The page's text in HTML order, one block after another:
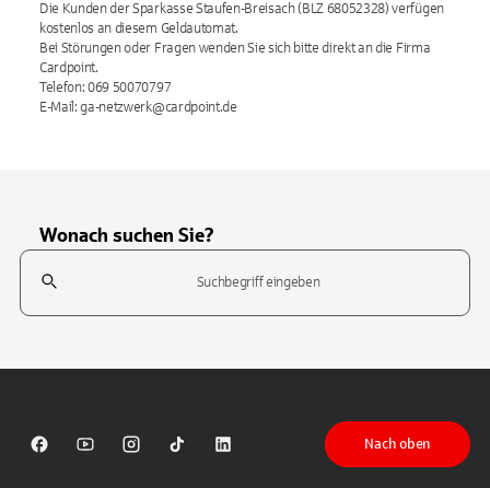
Die Kunden der Sparkasse Staufen-Breisach (BLZ 68052328) verfügen
kostenlos an diesem Geldautomat.
Bei Störungen oder Fragen wenden Sie sich bitte direkt an die Firma
Cardpoint.
Telefon: 069 50070797
E-Mail: ga-netzwerk@cardpoint.de
Wonach suchen Sie?
Suchfeld
Sparkasse auf Facebook
Sparkasse auf Youtube
Sparkasse auf Instagram
Sparkasse auf TikTok
Sparkasse auf LinkedIn
Nach oben